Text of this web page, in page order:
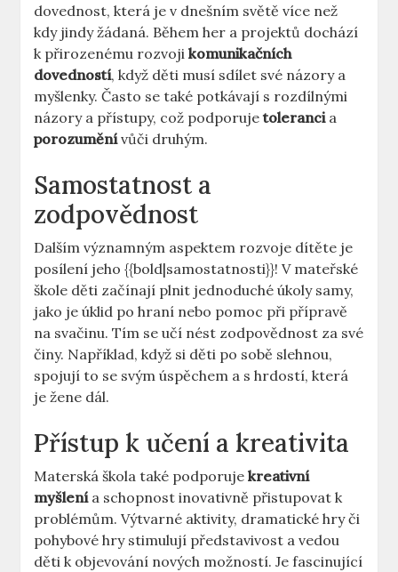
dovednost, která⁣ je v dnešním světě více než
kdy jindy žádaná. Během her a projektů dochází
k přirozenému rozvoji‌komunikačních
dovedností, když⁤ děti musí sdílet své názory a
myšlenky. Často se ‍také potkávají s rozdílnými
názory a přístupy, což podporujetolerancia
porozuměnívůči‌ druhým.
Samostatnost ‌a
zodpovědnost
Dalším významným aspektem rozvoje dítěte ⁣je
posílení jeho {{bold|samostatnosti}}! V mateřské
škole děti začínají plnit jednoduché úkoly samy,
jako⁣ je úklid po⁣ hraní nebo pomoc při přípravě
na svačinu. Tím se učí nést⁢ zodpovědnost za své
činy. Například, když si děti po sobě⁢ slehnou,
spojují to ‌se svým úspěchem⁢ a s hrdostí, která
je žene dál.
Přístup⁢ k ⁤učení a kreativita
Materská škola také podporujekreativní
myšlenía ⁤schopnost ⁣inovativně přistupovat k
problémům. Výtvarné aktivity, dramatické hry či
pohybové⁤ hry ​stimulují⁣ představivost a vedou
děti k objevování nových možností. Je fascinující